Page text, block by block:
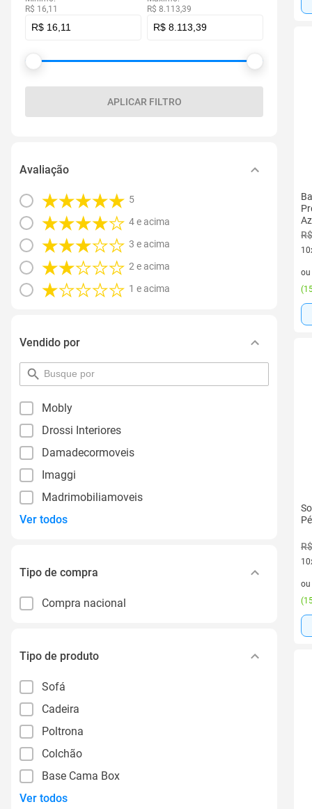
R$ 16,11
R$ 8.113,39
APLICAR FILTRO
Avaliação
5
4 e acima
3 e acima
2 e acima
1 e acima
Vendido por
pesquisar
por
Mobly
Drossi Interiores
Damadecormoveis
Imaggi
Madrimobiliamoveis
Ver todos
Tipo de compra
Compra nacional
Tipo de produto
Sofá
Cadeira
Poltrona
Colchão
Base Cama Box
Ver todos
ou
(
ou
(